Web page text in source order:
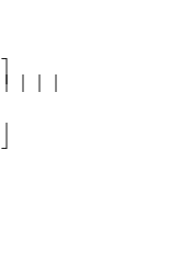
⎤⎥ ⎥ ⎥ ⎥
⎦